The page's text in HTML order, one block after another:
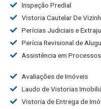
Inspeção Predial
Vistoria Cautelar De
Perícias Judiciais e
Perícia Revisional de
Assistência em
Avaliações de Imóveis
Laudo de Vistorias
Vistoria de Entrega de